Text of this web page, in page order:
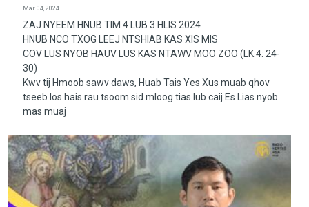
Mar 04, 2024
ZAJ NYEEM HNUB TIM 4 LUB 3 HLIS 2024
HNUB NCO TXOG LEEJ NTSHIAB KAS XIS MIS
COV LUS NYOB HAUV LUS KAS NTAWV MOO ZOO (LK 4: 24-
30)
Kwv tij Hmoob sawv daws, Huab Tais Yes Xus muab qhov
tseeb los hais rau tsoom sid mloog tias lub caij Es Lias nyob
mas muaj